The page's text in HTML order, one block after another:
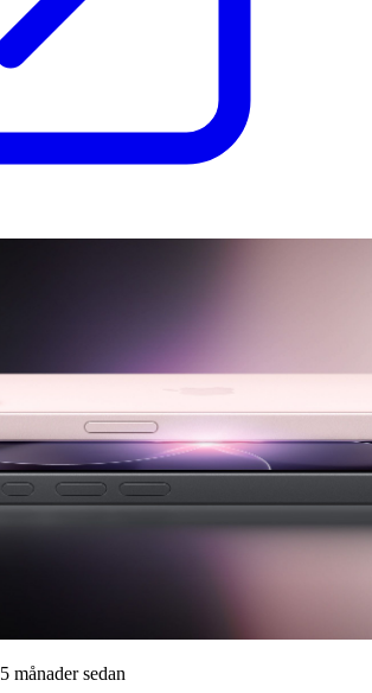
5 månader sedan